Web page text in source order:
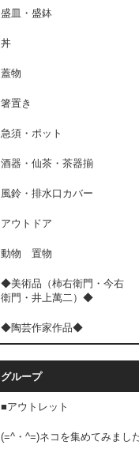
盛皿・盛鉢
丼
蓋物
箸置き
急須・ポット
酒器・仙茶・茶器揃
風鈴・排水口カバー
アウトドア
動物 置物
◆美術品（柿右衛門・今右
衛門・井上萬二）◆
◆陶芸作家作品◆
グループ
■アウトレット
(=^・^=)ネコを集めてみまし